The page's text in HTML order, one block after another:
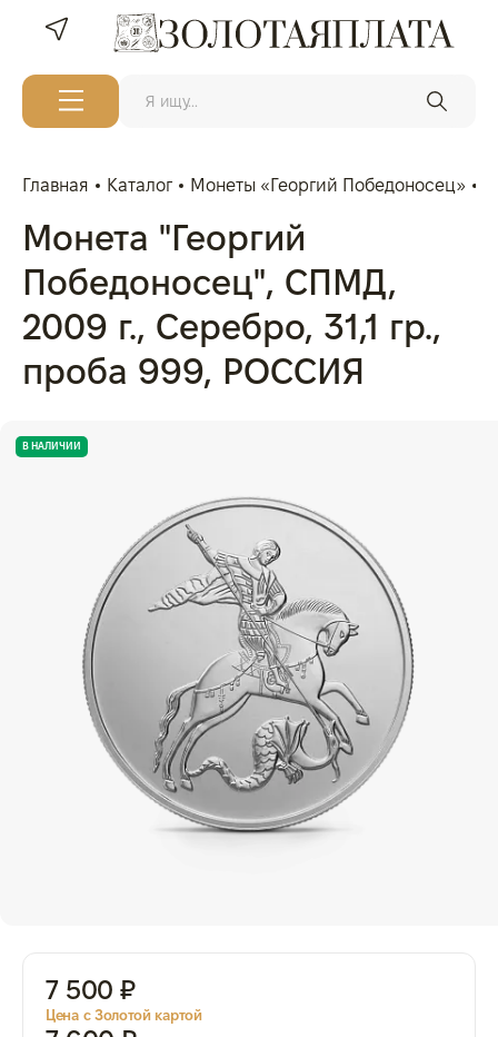
Главная Каталог Монеты «Георгий Победоносец»
Монета "Георгий
Победоносец", СПМД,
2009 г., Серебро, 31,1 гр.,
проба 999, РОССИЯ
В НАЛИЧИИ
7 500 ₽
Цена с Золотой картой